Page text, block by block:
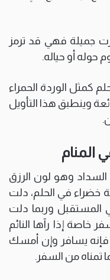
جميلة فهي قد ترمز
حوله أو حياله.
كمثل الوردة الحمراء
وينطبق هذا التأويل
المنام
السداد وهو لون الرزق
خضراء في الحلم، دلت
وربما دلت
خاصة إذا رآها النائم
فإنه يسافر وإن أمسك
تمناه من السفر.